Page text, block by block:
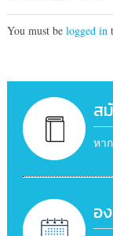
You must be logged in
ส
หา
อ